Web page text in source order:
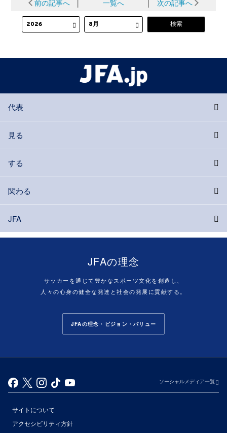
前の記事へ │ 一覧へ │ 次の記事へ
代表
見る
する
関わる
JFA
JFAの理念
サッカーを通じて豊かなスポーツ文化を創造し、
人々の心身の健全な発達と社会の発展に貢献する。
JFAの理念・ビジョン・バリュー
ソーシャルメディア一覧
サイトについて
アクセシビリティ方針